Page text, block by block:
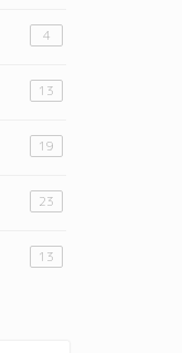
4
13
19
23
13